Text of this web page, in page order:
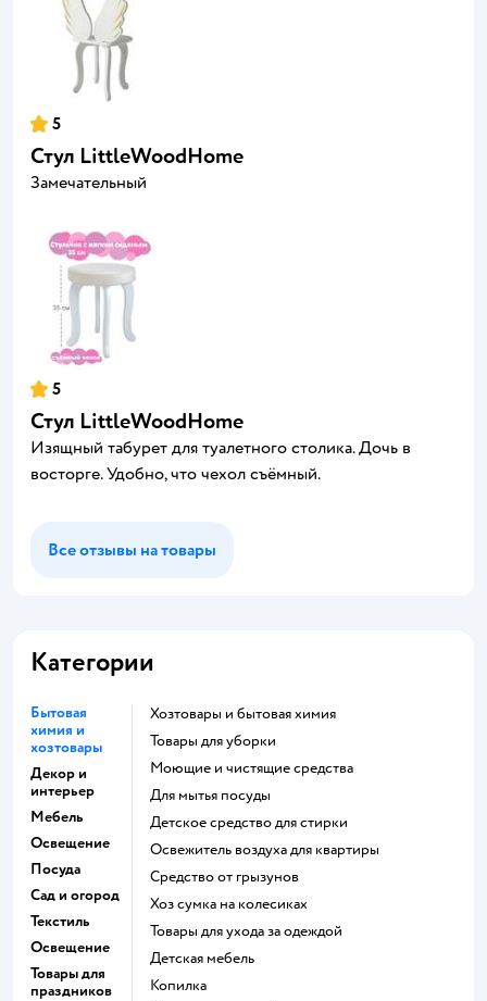
5
Стул LittleWoodHome
Замечательный
5
Стул LittleWoodHome
Изящный табурет для туалетного столика. Дочь в
восторге. Удобно, что чехол съёмный.
Все отзывы на товары
Категории
Бытовая
химия и
хозтовары
Декор и
интерьер
Мебель
Освещение
Посуда
Сад и огород
Текстиль
Освещение
Товары для
праздников
Хозтовары и бытовая химия
Товары для уборки
моющие и чистящие средства
для мытья посуды
детское средство для стирки
освежитель воздуха для квартиры
средство от грызунов
хоз сумка на колесиках
Товары для ухода за одеждой
Детская мебель
Копилка